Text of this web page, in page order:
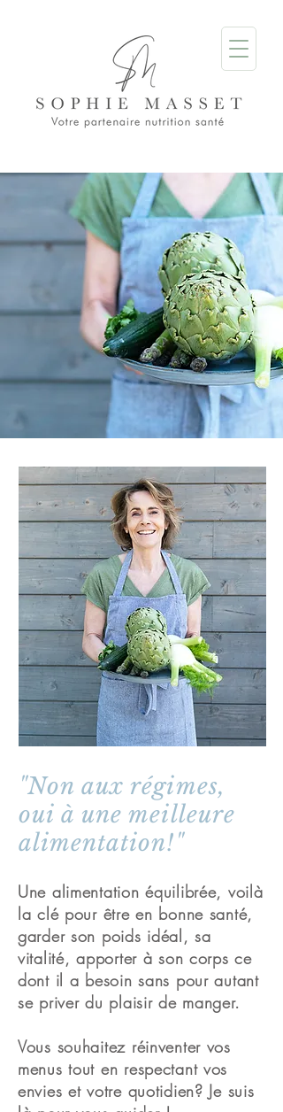
"Non aux régimes,
oui à une meilleure
alimentation!"
Une alimentation équilibrée, voilà
la clé pour être en bonne santé,
garder son poids idéal, sa
vitalité, apporter à son corps ce
dont il a besoin sans pour autant
se priver du plaisir de manger.
Vous souhaitez réinventer vos
menus tout en respectant vos
envies et votre quotidien? Je suis